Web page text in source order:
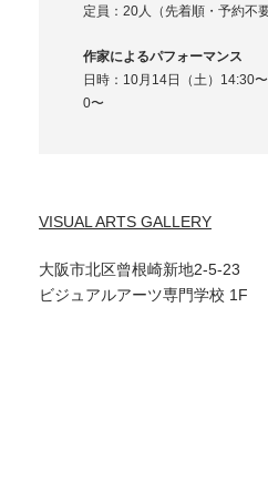
定員：20人（先着順・予約不要
作家によるパフォーマンス
日時：10月14日（土）14:30
0〜
VISUAL ARTS GALLERY
大阪市北区曾根崎新地2-5-23
ビジュアルアーツ専門学校 1F